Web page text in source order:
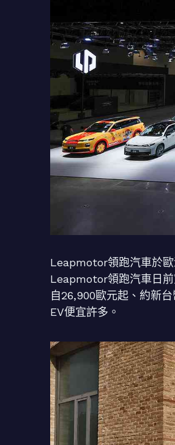
Leapmotor領跑汽車於
Leapmotor領跑汽車日
自26,900歐元起、約新
EV便宜許多。